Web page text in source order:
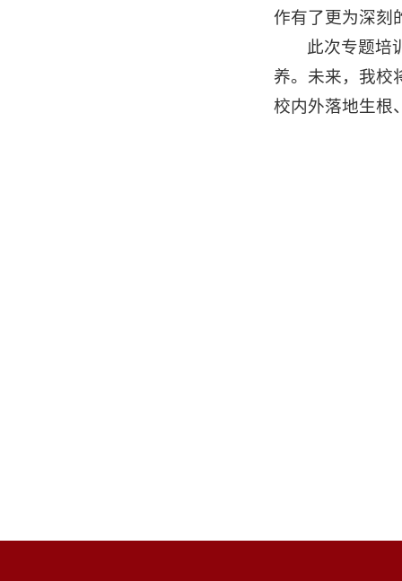
作有了更为深刻
此次专题培
养。未来，我校
校内外落地生根